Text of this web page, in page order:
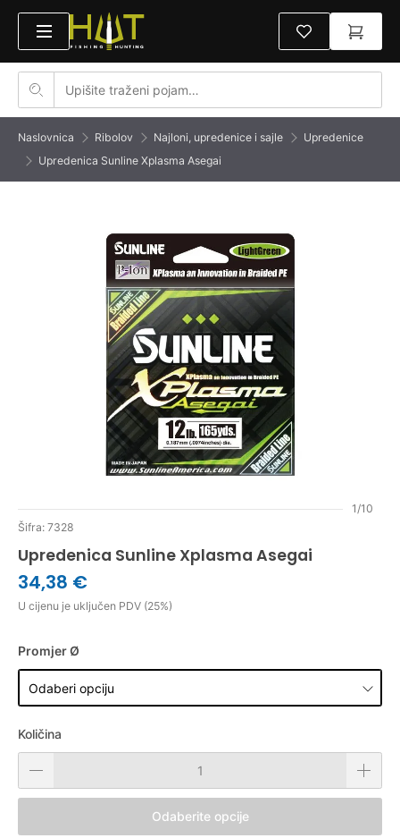
Naslovnica Ribolov Najloni, upredenice i sajle
Upredenice
Upredenica Sunline Xplasma Asegai
1/10
Šifra: 7328
Upredenica Sunline Xplasma Asegai
34,38 €
U cijenu je uključen PDV (25%)
Promjer Ø
Količina
Odaberite opcije